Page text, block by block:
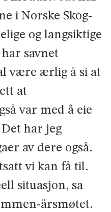
i Norske Skog-
og langsiktige
savnet
være ærlig å si at
at
var med å eie
har jeg
av dere også.
vi kan få til.
situasjon, sa
årsmøtet.